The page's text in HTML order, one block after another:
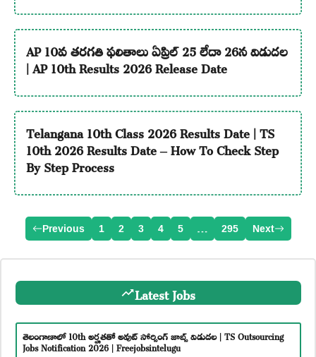
AP 10వ తరగతి ఫలితాలు ఏప్రిల్ 25 లేదా 26న విడుదల
| AP 10th Results 2026 Release Date
Telangana 10th Class 2026 Results Date | TS
10th 2026 Results Date – How To Check Step
By Step Process
Previous 1 2 3 4 5 … 295 Next
Latest Jobs
తెలంగాణాలో 10th అర్హతతో అవుట్ సోర్సింగ్ జాబ్స్ విడుదల | TS Outsourcing
Jobs Notification 2026 | Freejobsintelugu